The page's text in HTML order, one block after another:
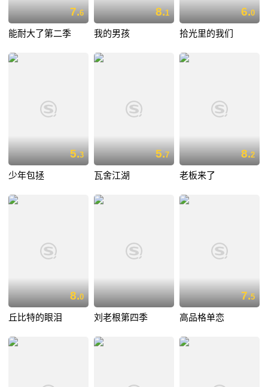
7.6
能耐大了第二季
8.1
我的男孩
6.0
拾光里的我们
5.3
少年包拯
5.7
瓦舍江湖
8.2
老板来了
8.0
丘比特的眼泪 刘老根第四季
7.5
高品格单恋